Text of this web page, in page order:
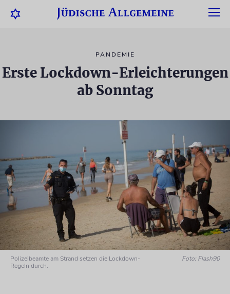
PANDEMIE
Erste Lockdown-Erleichterungen
ab Sonntag
Polizeibeamte am Strand setzen die Lockdown-
Regeln durch.
Foto: Flash90